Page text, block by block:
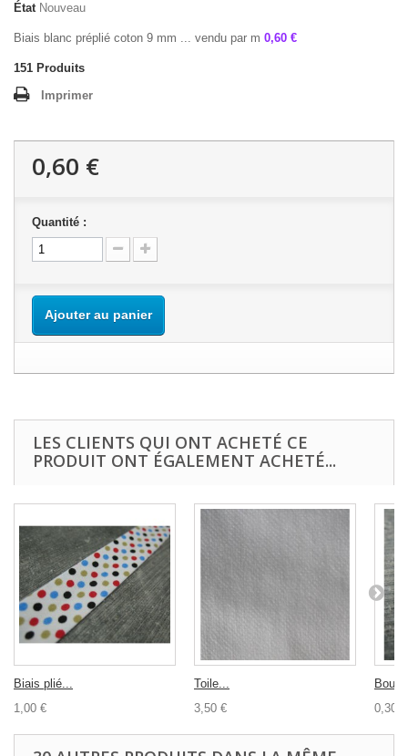
État Nouveau
Biais blanc préplié coton 9 mm ... vendu par m 0,60 €
151 Produits
Imprimer
0,60 €
Quantité :
Ajouter au panier
LES CLIENTS QUI ONT ACHETÉ CE
PRODUIT ONT ÉGALEMENT ACHETÉ...
Biais plié...
1,00 €
Toile...
3,50 €
0,30 €